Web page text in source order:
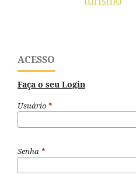
ACESSO
Faça o seu Login
Usuário *
Senha *